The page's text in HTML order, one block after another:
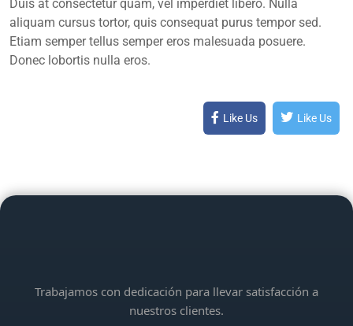
Duis at consectetur quam, vel imperdiet libero. Nulla
aliquam cursus tortor, quis consequat purus tempor sed.
Etiam semper tellus semper eros malesuada posuere.
Donec lobortis nulla eros.
Like Us Like Us
Trabajamos con dedicación para llevar satisfacción a
nuestros clientes.